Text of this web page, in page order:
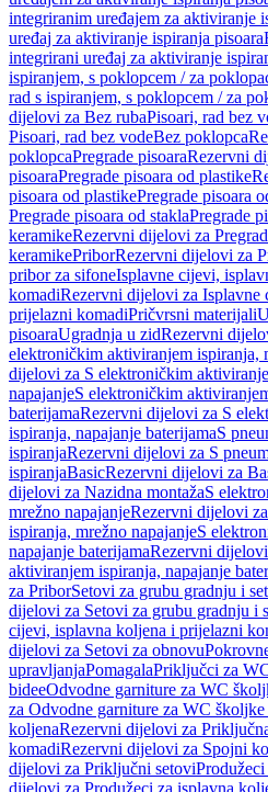
integriranim uređajem za aktiviranje
uređaj za aktiviranje ispiranja pisoara
integrirani uređaj za aktiviranje
ispiranjem, s poklopcem / za
rad s ispiranjem, s poklopcem / za
dijelovi za Bez rubaPisoari, rad bez
Pisoari, rad bez vodeBez poklopca
poklopcaPregrade pisoaraRezervni
pisoaraPregrade pisoara od plastike
pisoara od plastikePregrade pisoara
Pregrade pisoara od staklaPregrade
keramikeRezervni dijelovi za
keramikePriborRezervni dijelovi za
pribor za sifoneIsplavne cijevi,
komadiRezervni dijelovi za Isplavne
prijelazni komadiPričvrsni materijali
pisoaraUgradnja u zidRezervni
elektroničkim aktiviranjem ispiranja,
dijelovi za S elektroničkim
napajanjeS elektroničkim
baterijamaRezervni dijelovi za S
ispiranja, napajanje baterijamaS
ispiranjaRezervni dijelovi za S
ispiranjaBasicRezervni dijelovi za
dijelovi za Nazidna montažaS
mrežno napajanjeRezervni dijelovi
ispiranja, mrežno napajanjeS
napajanje baterijamaRezervni
aktiviranjem ispiranja, napajanje
za PriborSetovi za grubu gradnju i
dijelovi za Setovi za grubu gradnju i
cijevi, isplavna koljena i prijelazni
dijelovi za Setovi za obnovu
upravljanjaPomagalaPriključci za
bideeOdvodne garniture za WC
za Odvodne garniture za WC
koljenaRezervni dijelovi za
komadiRezervni dijelovi za Spojni
dijelovi za Priključni setovi
dijelovi za Produžeci za isplavna